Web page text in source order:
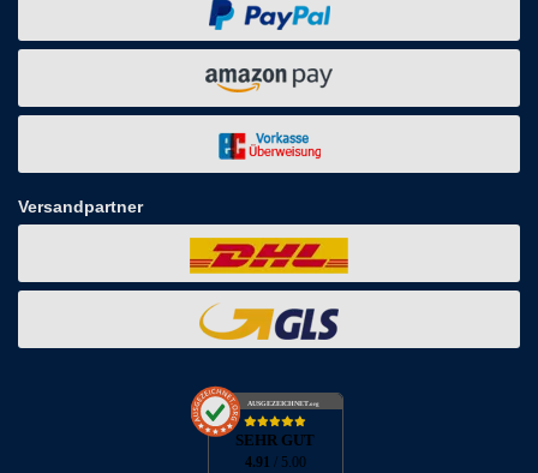
Versandpartner
AUSGEZEICHNET.org
SEHR GUT
4.91 / 5.00